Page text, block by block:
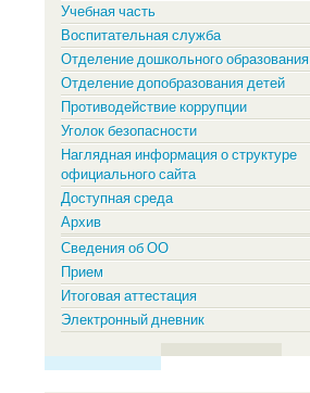
Учебная часть
Воспитательная служба
Отделение дошкольного образования
Отделение допобразования детей
Противодействие коррупции
Уголок безопасности
Наглядная информация о структуре
официального сайта
Доступная среда
Архив
Сведения об ОО
Прием
Итоговая аттестация
Электронный дневник